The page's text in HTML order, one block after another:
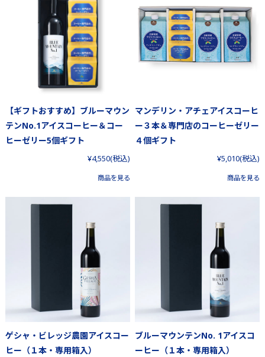
【ギフトおすすめ】ブルーマウン
テンNo.1アイスコーヒー＆コー
ヒーゼリー5個ギフト
¥4,550(税込)
商品を見る
マンデリン・アチェアイスコーヒ
ー３本＆専門店のコーヒーゼリー
４個ギフト
¥5,010(税込)
商品を見る
ゲシャ・ビレッジ農園アイスコー
ヒー（１本・専用箱入）
ブルーマウンテンNo. 1アイスコ
ーヒー（１本・専用箱入）